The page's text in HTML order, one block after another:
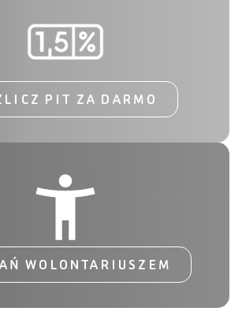
PIT ZA DARMO
WOLONTARIUSZEM